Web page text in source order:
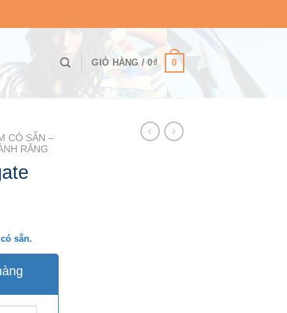
GIỎ HÀNG /0₫ 0
CÓ SẴN –
RĂNG
sẵn.